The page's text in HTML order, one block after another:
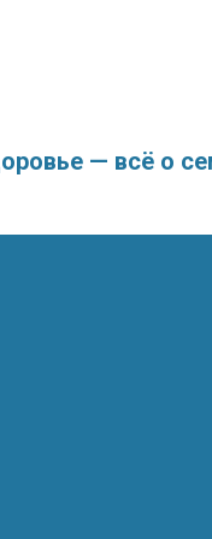
— всё о